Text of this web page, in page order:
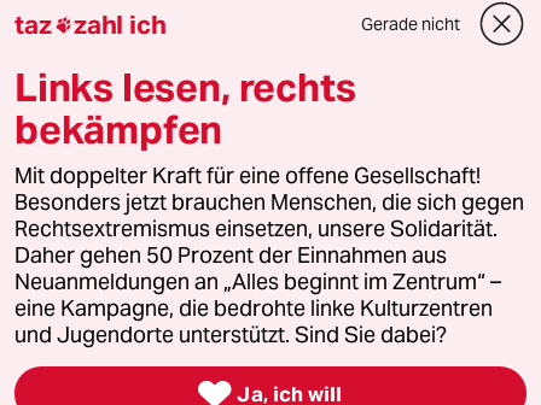
Downloads für Abonnierende
© 2026 taz Verlags und Vertriebs GmbH
Alle Rechte vorbehalten. Bei rechtlichen Fragen oder für Genehmigungen
wenden Sie sich bitte an
lizenzen@taz.de
Feedback Redaktionsstatut Kommune-Richtlinien
Leitlinie Informant Datenschutz Impressum AGB
Seitenwende Einwilligungen widerrufen (Ads)
taz zahl ich Gerade nicht
Links lesen, rechts
bekämpfen
Mit doppelter Kraft für eine offene Gesellschaft!
Besonders jetzt brauchen Menschen, die sich gegen
Rechtsextremismus einsetzen, unsere Solidarität.
Daher gehen 50 Prozent der Einnahmen aus
Neuanmeldungen an „Alles beginnt im Zentrum“ –
eine Kampagne, die bedrohte linke Kulturzentren
und Jugendorte unterstützt. Sind Sie dabei?
 Ja, ich will